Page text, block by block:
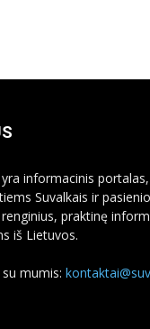
yra informacinis
Suvalkais ir
praktinę
iš Lietuvos.
mumis: